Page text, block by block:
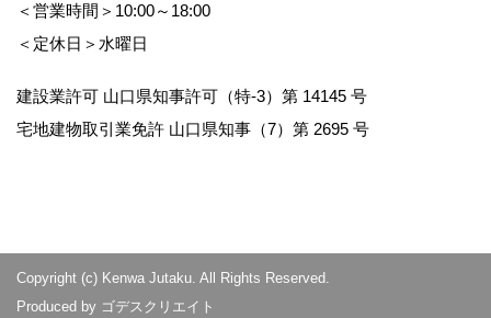
＜営業時間＞10:00～18:00
＜定休日＞水曜日
建設業許可 山口県知事許可（特-3）第 14145 号
宅地建物取引業免許 山口県知事（7）第 2695 号
Copyright (c) Kenwa Jutaku. All Rights Reserved.
Produced by ゴデスクリエイト